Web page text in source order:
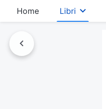
Home Libri